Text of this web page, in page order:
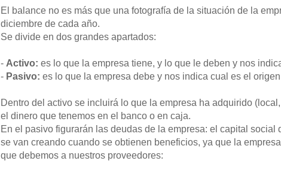
El balance no es más que una fotografía de la situación de la
diciembre de cada año.
Se divide en dos grandes apartados:
- Activo: es lo que la empresa tiene, y lo que le deben y nos
- Pasivo: es lo que la empresa debe y nos indica cual es el
Dentro del activo se incluirá lo que la empresa ha adquirido
el dinero que tenemos en el banco o en caja.
En el pasivo figurarán las deudas de la empresa: el capital
se van creando cuando se obtienen beneficios, ya que la
que debemos a nuestros proveedores: